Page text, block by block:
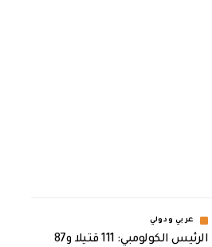
عربي ودولي
الرئيس الكولومبي: 111 قتيلا و87